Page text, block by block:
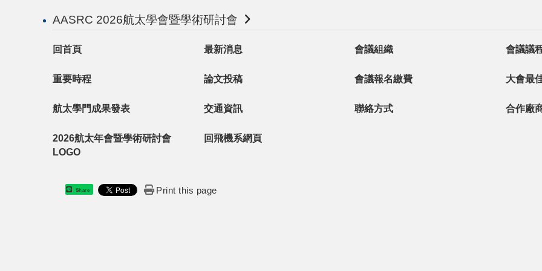
AASRC 2026航太學會暨學術研討會
回首頁 最新消息 會議組織 會議議
重要時程 論文投稿 會議報名繳費 大會最
航太學門成果發表 交通資訊 聯絡方式 合作廠
2026航太年會暨學術研討會
LOGO
回飛機系網頁
Share Print this page